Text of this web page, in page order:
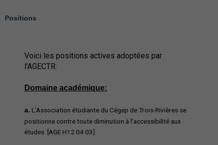
Positions
Voici les positions actives adoptées par
l’AGECTR:
Domaine académique:
a. L’Association étudiante du Cégep de Trois-Rivières se
positionne contre toute diminution à l’accessibilité aux
études. [AGE H12 04 03]